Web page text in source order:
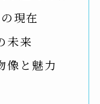
現在
未来
像と魅力